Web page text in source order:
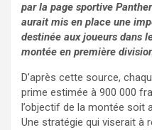
par la page sportive
aurait mis en place une
destinée aux joueurs dans
montée en première
D’après cette source,
prime estimée à 900 000
l’objectif de la montée soit
Une stratégie qui viserait à